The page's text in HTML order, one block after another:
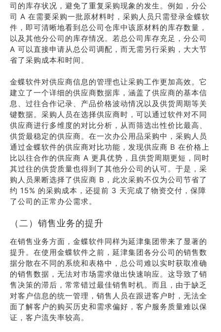
司的库存状况，避免了重复采购现象的发生。例如，分公
司 A 在需要采购一批原材料时，采购人员只需登录金蝶软
件，即可清晰地看到总公司仓库中该原材料的库存数量，
以及其他分公司的库存情况。若总公司库存充足，分公司
A 可以直接申请从总公司调配，而无需另行采购，大大节
省了采购成本和时间。
金蝶软件对供应商信息的管理也让采购工作更加高效。它
建立了一个详细的供应商数据库，涵盖了供应商的基本信
息、过往合作记录、产品价格波动情况以及供货周期等关
键数据。采购人员在选择供应商时，可以通过软件对不同
供应商进行多维度的对比分析，从而筛选出性价比最高、
供货最稳定的供应商。在一次办公用品采购中，采购人员
通过金蝶软件的供应商对比功能，发现供应商 B 在价格上
比以往合作的供应商 A 更具优势，且供货周期更短，同时
其过往的供货质量也得到了其他分公司的认可。于是，采
购人员果断选择了供应商 B，此次采购不仅为公司节省了
约 15% 的采购成本，还提前 3 天完成了物资交付，保障
了公司的正常办公需求。
（二）销售业务的提升
在销售业务方面，金蝶软件同样为延津集团带来了显著的
提升。在使用金蝶软件之前，延津集团各分公司的销售数
据分散在不同的系统和表格中，总公司难以实时获取准确
的销售数据，无法对市场需求做出快速响应。这导致了销
售决策的滞后，常常错过最佳销售时机。而且，由于缺乏
对客户信息的统一管理，销售人员在跟进客户时，无法全
面了解客户的购买历史和需求偏好，客户服务质量难以保
证，客户流失率较高。